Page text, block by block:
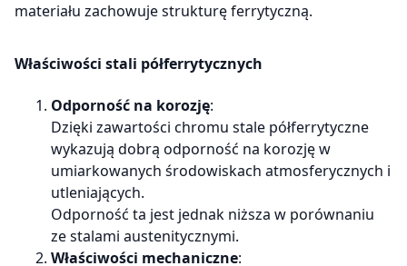
materiału zachowuje strukturę ferrytyczną.
Właściwości stali półferrytycznych
Odporność na korozję:
Dzięki zawartości chromu stale półferrytyczne
wykazują dobrą odporność na korozję w
umiarkowanych środowiskach atmosferycznych i
utleniających.
Odporność ta jest jednak niższa w porównaniu
ze stalami austenitycznymi.
Właściwości mechaniczne: